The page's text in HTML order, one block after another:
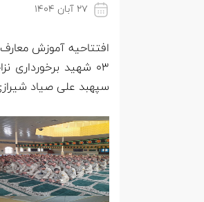
۲۷ آبان ۱۴۰۴
سپهبد علی صیاد